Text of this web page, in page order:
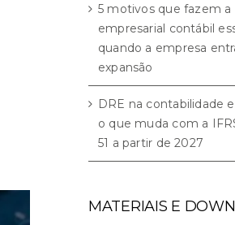
5 motivos que fazem a
empresarial contábil
quando a empresa
expansão
DRE na contabilidade
o que muda com a
51 a partir de 2027
MATERIAIS E